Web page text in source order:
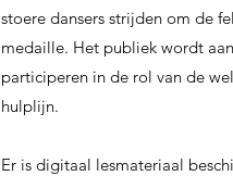
stoere dansers strijden om de
medaille. Het publiek wordt
participeren in de rol van de
hulplijn.
Er is digitaal lesmateriaal